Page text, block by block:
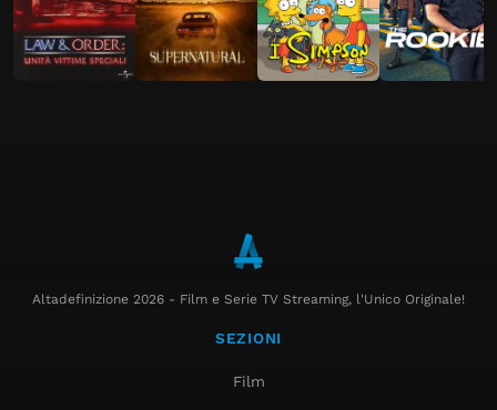
Altadefinizione 2026 - Film e Serie TV Streaming, l'Unico Originale!
SEZIONI
Film